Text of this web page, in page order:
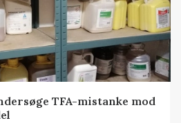
TFA-mistanke mod